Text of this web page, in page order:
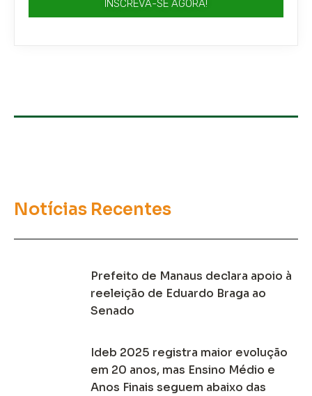
INSCREVA-SE AGORA!
Notícias Recentes
Prefeito de Manaus declara apoio à
reeleição de Eduardo Braga ao
Senado
Ideb 2025 registra maior evolução
em 20 anos, mas Ensino Médio e
Anos Finais seguem abaixo das